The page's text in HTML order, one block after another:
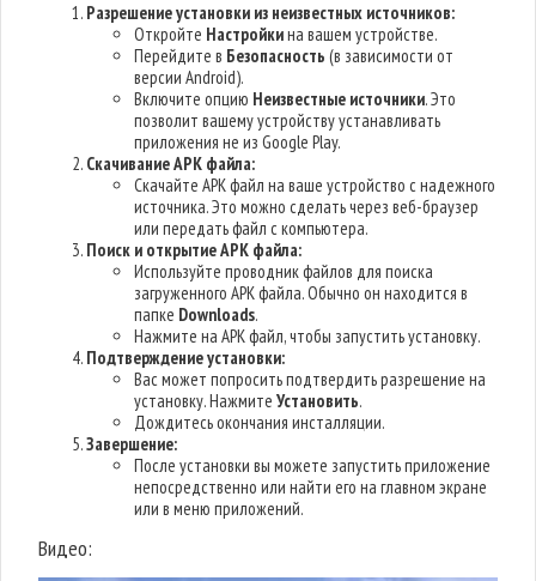
Разрешение установки из неизвестных источников:
Откройте Настройкина вашем устройстве.
Перейдите в Безопасность (в зависимости от
версии Android).
Включите опцию Неизвестные источники. Это
позволит вашему устройству устанавливать
приложения не из Google Play.
Скачивание APK файла:
Скачайте APK файл на ваше устройство с надежного
источника. Это можно сделать через веб-браузер
или передать файл с компьютера.
Поиск и открытие APK файла:
Используйте проводник файлов для поиска
загруженного APK файла. Обычно он находится в
папке Downloads.
Нажмите на APK файл, чтобы запустить установку.
Подтверждение установки:
Вас может попросить подтвердить разрешение на
установку. НажмитеУстановить.
Дождитесь окончания инсталляции.
Завершение:
После установки вы можете запустить приложение
непосредственно или найти его на главном экране
или в меню приложений.
Видео: